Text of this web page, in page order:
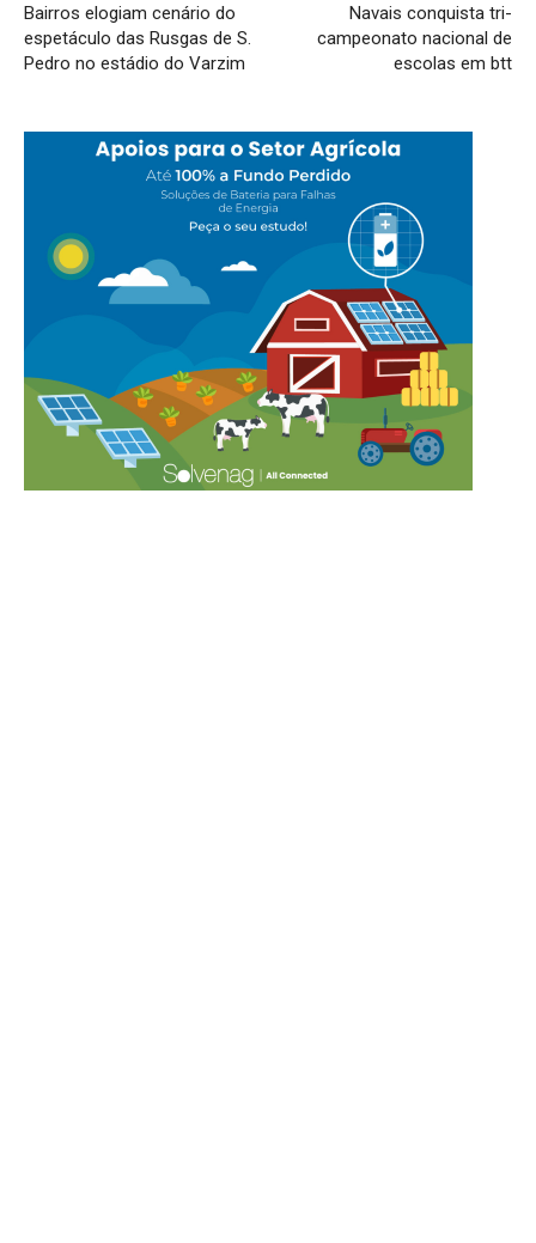
Bairros elogiam cenário do
espetáculo das Rusgas de S.
Pedro no estádio do Varzim
Navais conquista tri-
campeonato nacional de
escolas em btt